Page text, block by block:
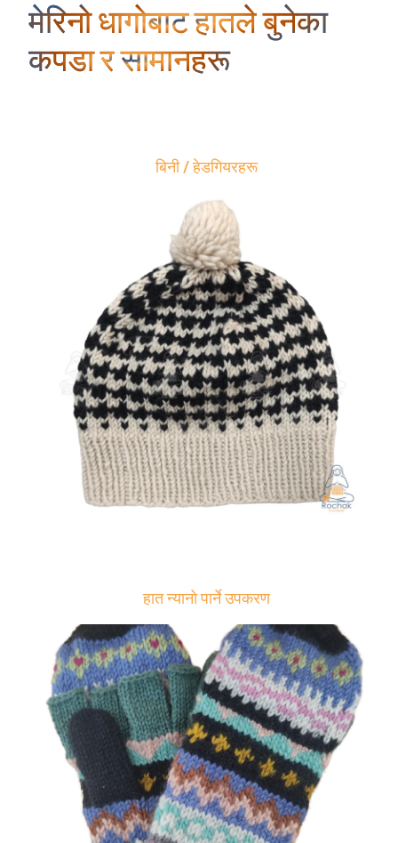
मेरिनो धागोबाट हातले बुनेका
कपडा र सामानहरू
बिनी / हेडगियरहरू
हात न्यानो पार्ने उपकरण